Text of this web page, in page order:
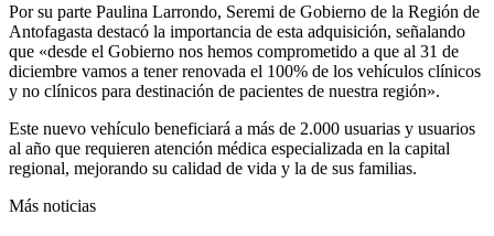
Por su parte Paulina Larrondo, Seremi de Gobierno de la Región de
Antofagasta destacó la importancia de esta adquisición, señalando
que «desde el Gobierno nos hemos comprometido a que al 31 de
diciembre vamos a tener renovada el 100% de los vehículos clínicos
y no clínicos para destinación de pacientes de nuestra región».
Este nuevo vehículo beneficiará a más de 2.000 usuarias y usuarios
al año que requieren atención médica especializada en la capital
regional, mejorando su calidad de vida y la de sus familias.
Más noticias